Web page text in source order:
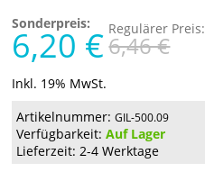
Sonderpreis:
6,20 € Regulärer Preis:
6,46 €
Inkl. 19% MwSt.
Artikelnummer: GIL-500.09
Verfügbarkeit:Auf Lager
Lieferzeit: 2-4 Werktage